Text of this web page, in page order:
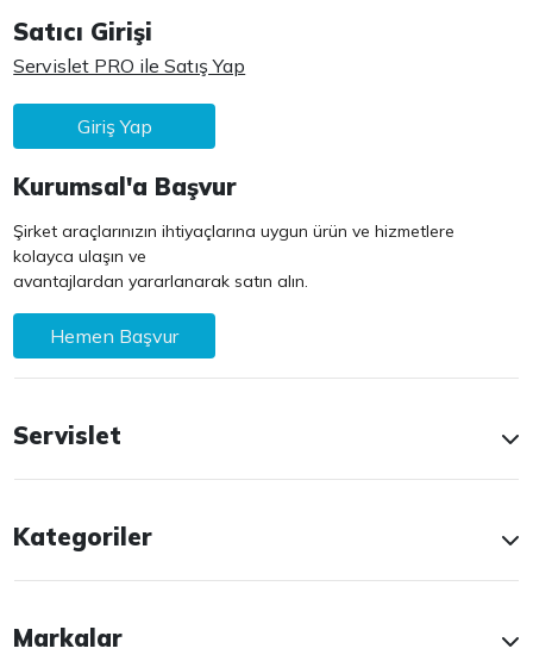
Satıcı Girişi
Servislet PRO ile Satış Yap
Giriş Yap
Kurumsal'a Başvur
Şirket araçlarınızın ihtiyaçlarına uygun ürün ve hizmetlere
kolayca ulaşın ve
avantajlardan yararlanarak satın alın.
Hemen Başvur
Servislet
Kategoriler
Markalar